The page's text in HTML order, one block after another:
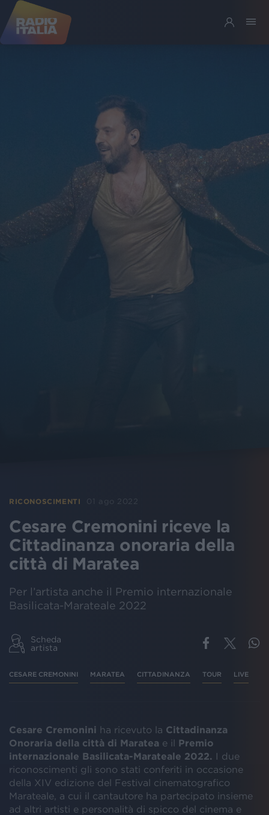
RICONOSCIMENTI 01 ago 2022
Cesare Cremonini riceve la
Cittadinanza onoraria della
città di Maratea
Per l’artista anche il Premio internazionale
Basilicata-Marateale 2022
Scheda
artista
CESARE CREMONINI MARATEA CITTADINANZA TOUR LIVE
Cesare Cremonini ha ricevuto la Cittadinanza
Onoraria della città di Maratea e il Premio
internazionale Basilicata-Marateale 2022. I due
riconoscimenti gli sono stati conferiti in occasione
della XIV edizione del Festival cinematografico
Marateale, a cui il cantautore ha partecipato insieme
ad altri artisti e personalità di spicco del cinema e